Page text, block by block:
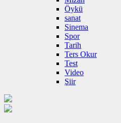
Öykü
sanat
Sinema
Spor
Tarih
Ters Okur
Test
Video
Şiir